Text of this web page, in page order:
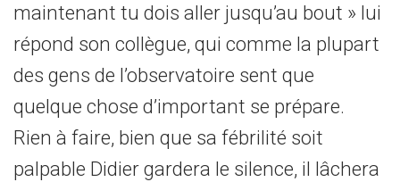
maintenant tu dois aller jusqu’au bout » lui
répond son collègue, qui comme la plupart
des gens de l’observatoire sent que
quelque chose d’important se prépare.
Rien à faire, bien que sa fébrilité soit
palpable Didier gardera le silence, il lâchera